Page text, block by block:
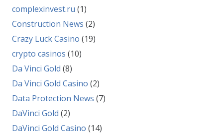
complexinvest.ru (1)
Construction News (2)
Crazy Luck Casino (19)
crypto casinos (10)
Da Vinci Gold (8)
Da Vinci Gold Casino (2)
Data Protection News (7)
DaVinci Gold (2)
DaVinci Gold Casino (14)